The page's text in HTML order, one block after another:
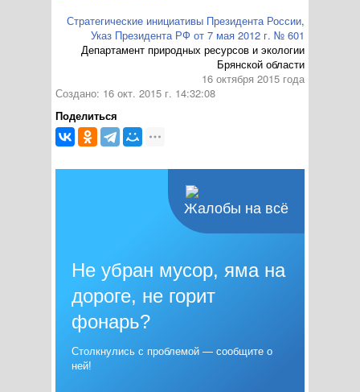
Стратегические инициативы Президента России,
Указ Президента РФ от 7 мая 2012 г. № 601
Департамент природных ресурсов и экологии
Брянской области
16 октября 2015 года
Создано: 16 окт. 2015 г. 14:32:08
Поделиться
Жалобы на всё
Не убран мусор, яма на
дороге, не горит
фонарь?
Столкнулись с проблемой — сообщите о
ней!